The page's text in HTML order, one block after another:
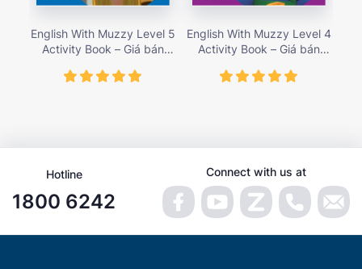
English With Muzzy Level 5
Activity Book – Giá bán
English With Muzzy Level 4
Activity Book – Giá bán
Hotline
1800 6242
Connect with us at